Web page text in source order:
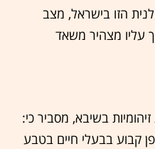
הזו בישראל, מצב
עליו מצהיר משאד
בשיבא, מסביר כי:
קבוע בבעלי חיים בטבע